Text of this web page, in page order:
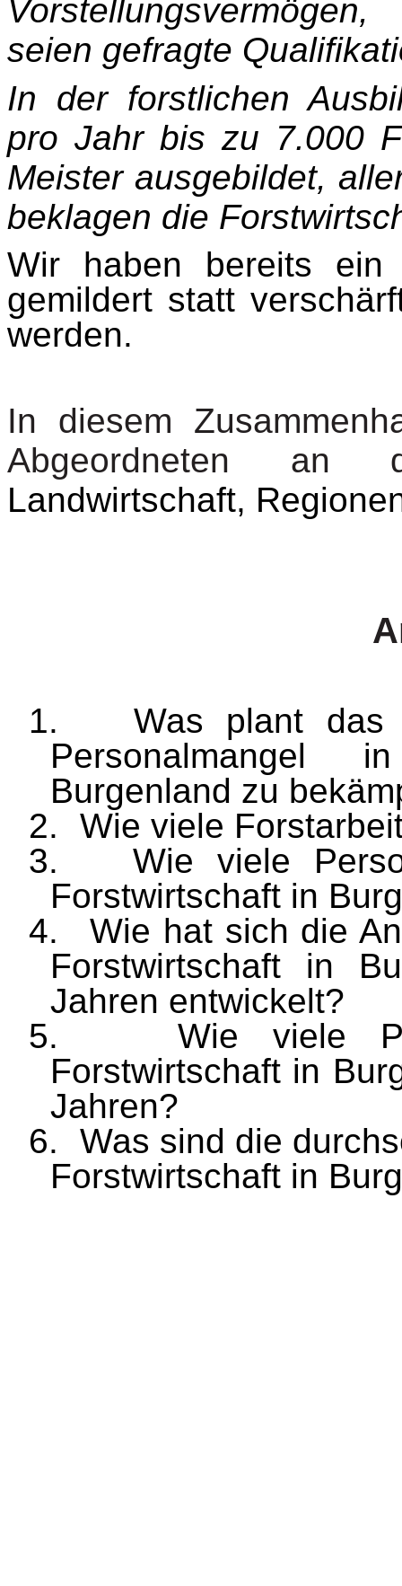
seien gefragte
In der forstlichen
pro Jahr bis zu 7.000
Meister ausgebildet,
beklagen die
Wir haben bereits ein
gemildert statt
werden.
In diesem
Abgeordneten an
Landwirtschaft,
1.
Was plant das
Personalmangel
Burgenland zu
2.
Wie viele
3.
Wie viele
Forstwirtschaft in
4.
Wie hat sich die
Forstwirtschaft in
Jahren entwickelt?
5.
Wie viele
Forstwirtschaft in
Jahren?
6.
Was sind die
Forstwirtschaft in